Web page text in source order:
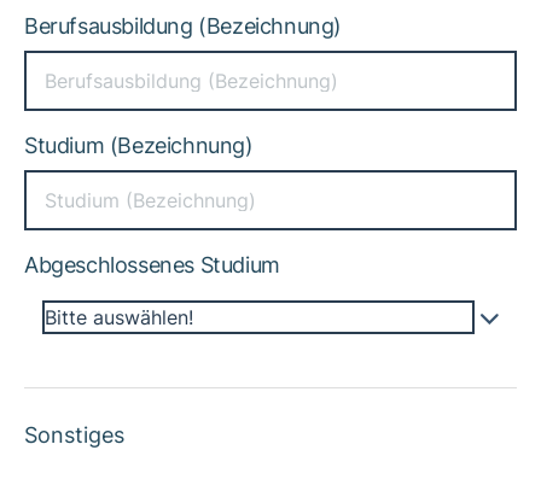
Berufsausbildung (Bezeichnung)
Studium (Bezeichnung)
Abgeschlossenes Studium
Bitte auswählen!
Sonstiges